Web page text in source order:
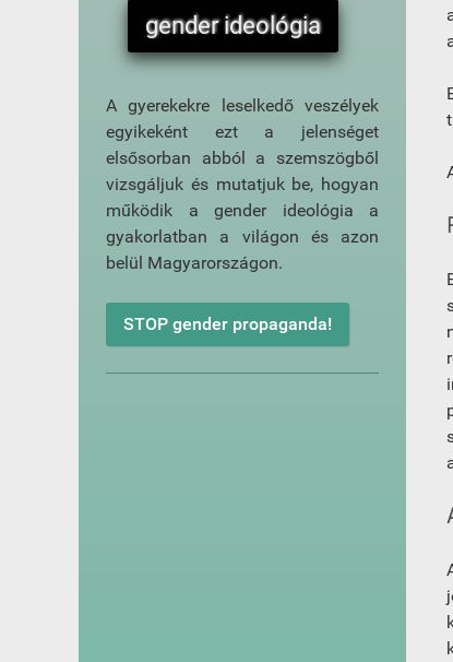
gender ideológia
A gyerekekre leselkedő veszélyek
egyikeként ezt a jelenséget
elsősorban abból a szemszögből
vizsgáljuk és mutatjuk be, hogyan
működik a gender ideológia a
gyakorlatban a világon és azon
belül Magyarországon.
STOP gender propaganda!